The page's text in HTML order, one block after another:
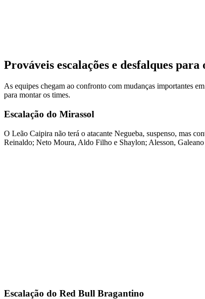
Prováveis escalações e desfalques para
As equipes chegam ao confronto com mudanças importantes
para montar os times.
Escalação do Mirassol
O Leão Caipira não terá o atacante Negueba, suspenso, mas
Reinaldo; Neto Moura, Aldo Filho e Shaylon; Alesson,
Escalação do Red Bull Bragantino